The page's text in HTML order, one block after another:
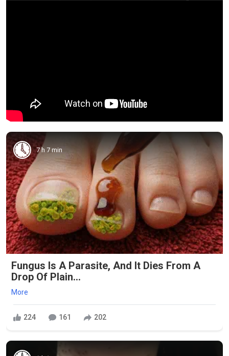
7 h 7 min
Fungus Is A Parasite, And It Dies From A
Drop Of Plain...
More
224 161 202